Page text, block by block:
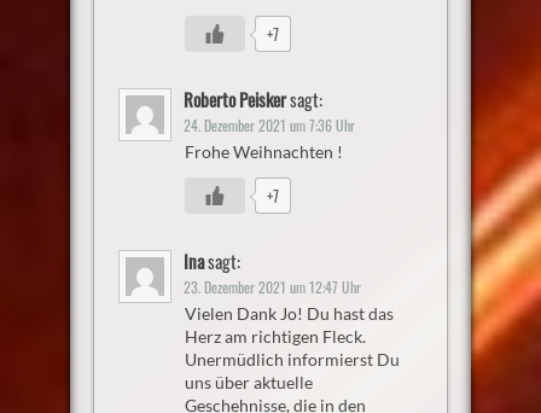
+7
Roberto Peiskersagt:
24. Dezember 2021 um 7:36 Uhr
Frohe Weihnachten !
+7
Inasagt:
23. Dezember 2021 um 12:47 Uhr
Vielen Dank Jo! Du hast das
Herz am richtigen Fleck.
Unermüdlich informierst Du
uns über aktuelle
Geschehnisse, die in den